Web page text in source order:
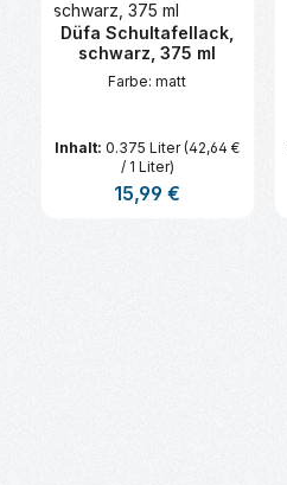
Düfa Schultafellack,
schwarz, 375 ml
Farbe: matt
Inhalt:0.375 Liter(42,64 €
/ 1 Liter)
Regulärer Preis:
15,99 €